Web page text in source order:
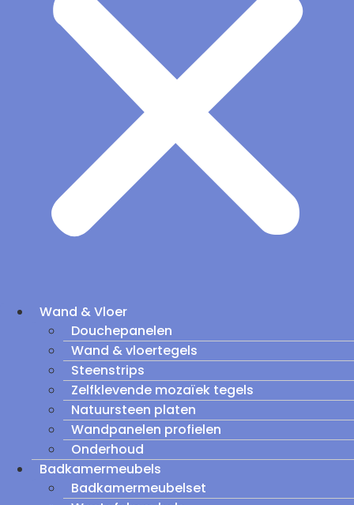
Wand & Vloer
Douchepanelen
Wand & vloertegels
Steenstrips
Zelfklevende mozaïek tegels
Natuursteen platen
Wandpanelen profielen
Onderhoud
Badkamermeubels
Badkamermeubelset